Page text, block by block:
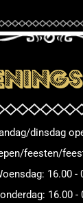
dinsdag
feesten/
16.00 -
16.00 -